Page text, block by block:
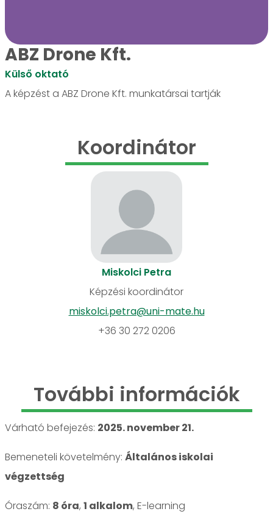
ABZ Drone Kft.
Külső oktató
A képzést a ABZ Drone Kft. munkatársai tartják
Koordinátor
Miskolci Petra
Képzési koordinátor
miskolci.petra@uni-mate.hu
+36 30 272 0206
További információk
Várható befejezés: 2025. november 21.
Bemeneteli követelmény: Általános iskolai
végzettség
Óraszám: 8 óra, 1 alkalom, E-learning